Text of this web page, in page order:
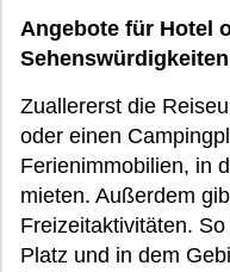
Angebote für Hotel
Zuallererst die
oder einen
Ferienimmobilien, in
mieten. Außerdem
Freizeitaktivitäten.
Platz und in dem